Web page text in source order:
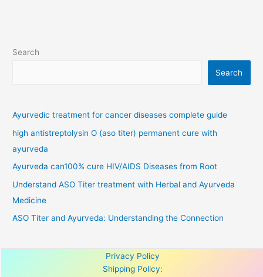
Search
Search
Ayurvedic treatment for cancer diseases complete guide
high antistreptolysin O (aso titer) permanent cure with
ayurveda
Ayurveda can100% cure HIV/AIDS Diseases from Root
Understand ASO Titer treatment with Herbal and Ayurveda
Medicine
ASO Titer and Ayurveda: Understanding the Connection
Privacy Policy
Shipping Policy: